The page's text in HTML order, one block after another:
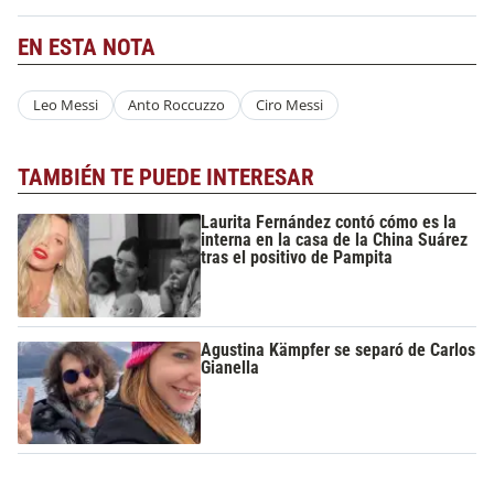
EN ESTA NOTA
Leo Messi Anto Roccuzzo Ciro Messi
TAMBIÉN TE PUEDE INTERESAR
Laurita Fernández contó cómo es la
interna en la casa de la China Suárez
tras el positivo de Pampita
Agustina Kämpfer se separó de Carlos
Gianella